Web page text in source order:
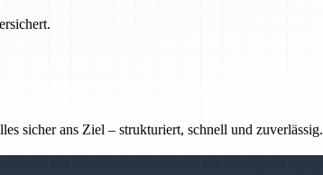
sicher ans Ziel – strukturiert, schnell und zuverlässig.